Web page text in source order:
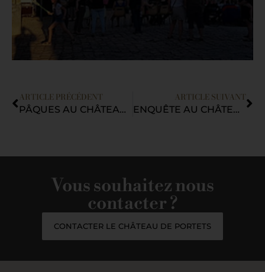
ARTICLE PRÉCÉDENT
PÂQUES AU CHÂTEAU DE PORTETS
ARTICLE SUIVANT
ENQUÊTE AU CHÂTEAU
Vous souhaitez nous
contacter ?
CONTACTER LE CHÂTEAU DE PORTETS